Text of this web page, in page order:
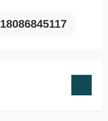
18086845117